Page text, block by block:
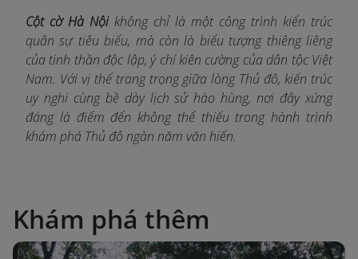
Cột cờ Hà Nộikhông chỉ là một công trình kiến trúc
quân sự tiêu biểu, mà còn là biểu tượng thiêng liêng
của tinh thần độc lập, ý chí kiên cường của dân tộc Việt
Nam. Với vị thế trang trọng giữa lòng Thủ đô, kiến trúc
uy nghi cùng bề dày lịch sử hào hùng, nơi đây xứng
đáng là điểm đến không thể thiếu trong hành trình
khám phá Thủ đô ngàn năm văn hiến.
Khám phá thêm